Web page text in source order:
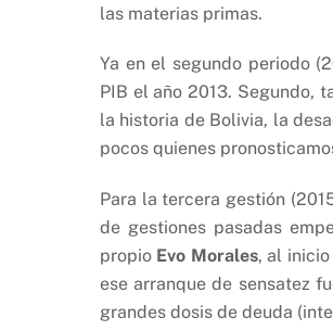
las materias primas.
Ya en el segundo periodo
PIB el año 2013. Segundo,
la historia de Bolivia, la
pocos quienes
Para la tercera gestión
de gestiones pasadas
propio Evo Morales, al
ese arranque de sensatez
grandes dosis de deuda